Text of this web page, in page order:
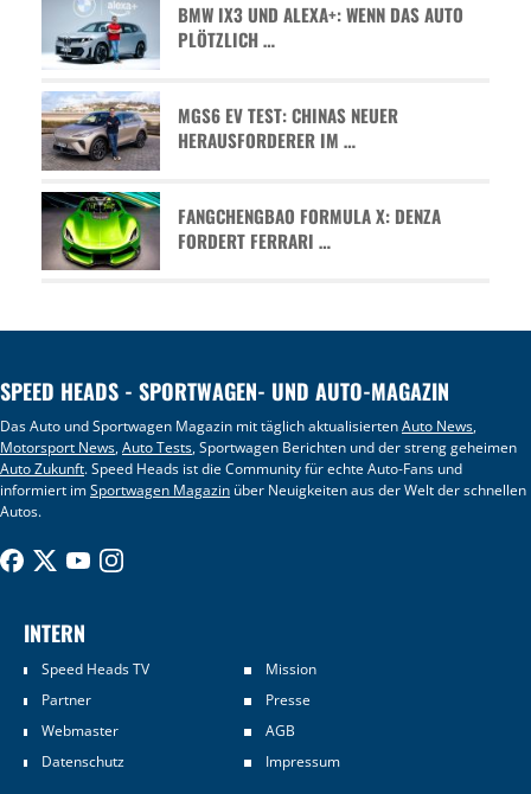
BMW IX3 UND ALEXA+: WENN DAS AUTO
PLÖTZLICH …
MGS6 EV TEST: CHINAS NEUER
HERAUSFORDERER IM …
FANGCHENGBAO FORMULA X: DENZA
FORDERT FERRARI …
SPEED HEADS - SPORTWAGEN- UND AUTO-MAGAZIN
Das Auto und Sportwagen Magazin mit täglich aktualisiertenAuto News,
Motorsport News,Auto Tests, Sportwagen Berichten und der streng geheimen
Auto Zukunft. Speed Heads ist die Community für echte Auto-Fans und
informiert imSportwagen Magazin über Neuigkeiten aus der Welt der schnellen
Autos.
INTERN
Speed Heads TV
Mission
Partner
Presse
Webmaster
AGB
Datenschutz
Impressum